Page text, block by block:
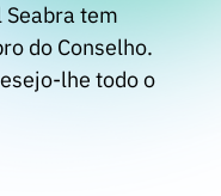
Seabra tem
do Conselho.
lhe todo o